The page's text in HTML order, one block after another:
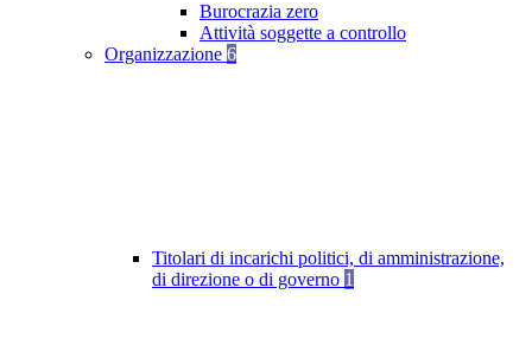
Burocrazia zero
Attività soggette a controllo
Organizzazione 6
Titolari di incarichi politici, di amministrazione,
di direzione o di governo 1